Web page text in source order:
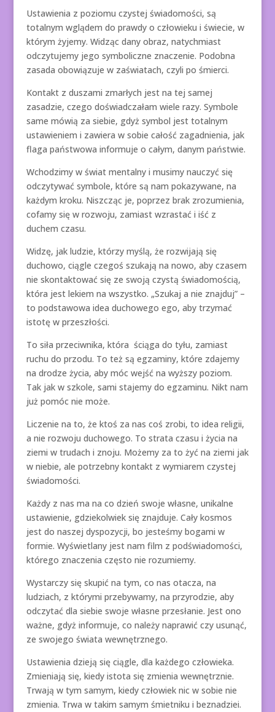
Ustawienia z poziomu czystej świadomości, są
totalnym wglądem do prawdy o człowieku i świecie, w
którym żyjemy. Widząc dany obraz, natychmiast
odczytujemy jego symboliczne znaczenie. Podobna
zasada obowiązuje w zaświatach, czyli po śmierci.
Kontakt z duszami zmarłych jest na tej samej
zasadzie, czego doświadczałam wiele razy. Symbole
same mówią za siebie, gdyż symbol jest totalnym
ustawieniem i zawiera w sobie całość zagadnienia, jak
flaga państwowa informuje o całym, danym państwie.
Wchodzimy w świat mentalny i musimy nauczyć się
odczytywać symbole, które są nam pokazywane, na
każdym kroku. Niszcząc je, poprzez brak zrozumienia,
cofamy się w rozwoju, zamiast wzrastać i iść z
duchem czasu.
Widzę, jak ludzie, którzy myślą, że rozwijają się
duchowo, ciągle czegoś szukają na nowo, aby czasem
nie skontaktować się ze swoją czystą świadomością,
która jest lekiem na wszystko. „Szukaj a nie znajduj” –
to podstawowa idea duchowego ego, aby trzymać
istotę w przeszłości.
To siła przeciwnika, która ściąga do tyłu, zamiast
ruchu do przodu. To też są egzaminy, które zdajemy
na drodze życia, aby móc wejść na wyższy poziom.
Tak jak w szkole, sami stajemy do egzaminu. Nikt nam
już pomóc nie może.
Liczenie na to, że ktoś za nas coś zrobi, to idea religii,
a nie rozwoju duchowego. To strata czasu i życia na
ziemi w trudach i znoju. Możemy za to żyć na ziemi jak
w niebie, ale potrzebny kontakt z wymiarem czystej
świadomości.
Każdy z nas ma na co dzień swoje własne, unikalne
ustawienie, gdziekolwiek się znajduje. Cały kosmos
jest do naszej dyspozycji, bo jesteśmy bogami w
formie. Wyświetlany jest nam film z podświadomości,
którego znaczenia często nie rozumiemy.
Wystarczy się skupić na tym, co nas otacza, na
ludziach, z którymi przebywamy, na przyrodzie, aby
odczytać dla siebie swoje własne przesłanie. Jest ono
ważne, gdyż informuje, co należy naprawić czy usunąć,
ze swojego świata wewnętrznego.
Ustawienia dzieją się ciągle, dla każdego człowieka.
Zmieniają się, kiedy istota się zmienia wewnętrznie.
Trwają w tym samym, kiedy człowiek nic w sobie nie
zmienia. Trwa w takim samym śmietniku i beznadziei.